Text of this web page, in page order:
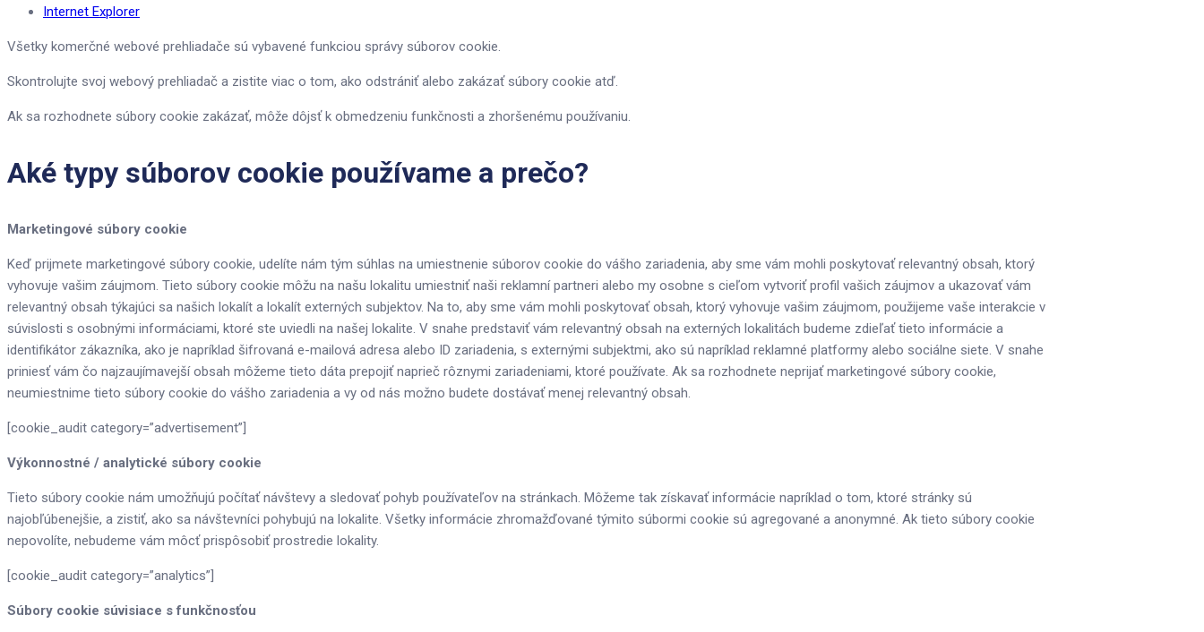
Internet Explorer
Všetky komerčné webové prehliadače sú vybavené funkciou správy súborov cookie.
Skontrolujte svoj webový prehliadač a zistite viac o tom, ako odstrániť alebo zakázať súbory cookie atď.
Ak sa rozhodnete súbory cookie zakázať, môže dôjsť k obmedzeniu funkčnosti a zhoršenému používaniu.
Aké typy súborov cookie používame a prečo?
Marketingové súbory cookie
Keď prijmete marketingové súbory cookie, udelíte nám tým súhlas na umiestnenie súborov cookie do vášho zariadenia, aby sme vám mohli poskytovať relevantný obsah, ktorý
vyhovuje vašim záujmom. Tieto súbory cookie môžu na našu lokalitu umiestniť naši reklamní partneri alebo my osobne s cieľom vytvoriť profil vašich záujmov a ukazovať vám
relevantný obsah týkajúci sa našich lokalít a lokalít externých subjektov. Na to, aby sme vám mohli poskytovať obsah, ktorý vyhovuje vašim záujmom, použijeme vaše interakcie v
súvislosti s osobnými informáciami, ktoré ste uviedli na našej lokalite. V snahe predstaviť vám relevantný obsah na externých lokalitách budeme zdieľať tieto informácie a
identifikátor zákazníka, ako je napríklad šifrovaná e-mailová adresa alebo ID zariadenia, s externými subjektmi, ako sú napríklad reklamné platformy alebo sociálne siete. V snahe
priniesť vám čo najzaujímavejší obsah môžeme tieto dáta prepojiť naprieč rôznymi zariadeniami, ktoré používate. Ak sa rozhodnete neprijať marketingové súbory cookie,
neumiestnime tieto súbory cookie do vášho zariadenia a vy od nás možno budete dostávať menej relevantný obsah.
[cookie_audit category=”advertisement”]
Výkonnostné / analytické súbory cookie
Tieto súbory cookie nám umožňujú počítať návštevy a sledovať pohyb používateľov na stránkach. Môžeme tak získavať informácie napríklad o tom, ktoré stránky sú
najobľúbenejšie, a zistiť, ako sa návštevníci pohybujú na lokalite. Všetky informácie zhromažďované týmito súbormi cookie sú agregované a anonymné. Ak tieto súbory cookie
nepovolíte, nebudeme vám môcť prispôsobiť prostredie lokality.
[cookie_audit category=”analytics”]
Súbory cookie súvisiace s funkčnosťou